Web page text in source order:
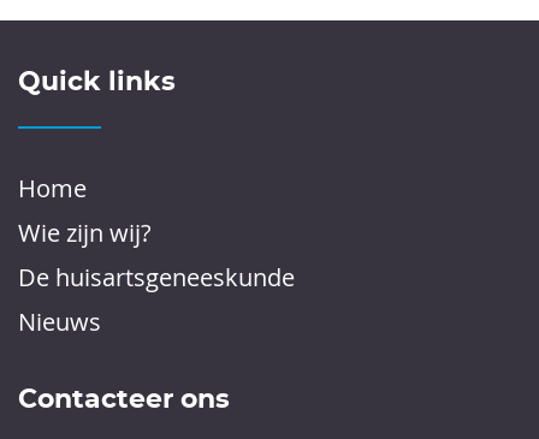
Quick links
Home
Wie zijn wij?
De huisartsgeneeskunde
Nieuws
Contacteer ons